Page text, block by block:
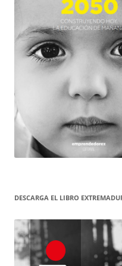
DESCARGA EL LIBRO